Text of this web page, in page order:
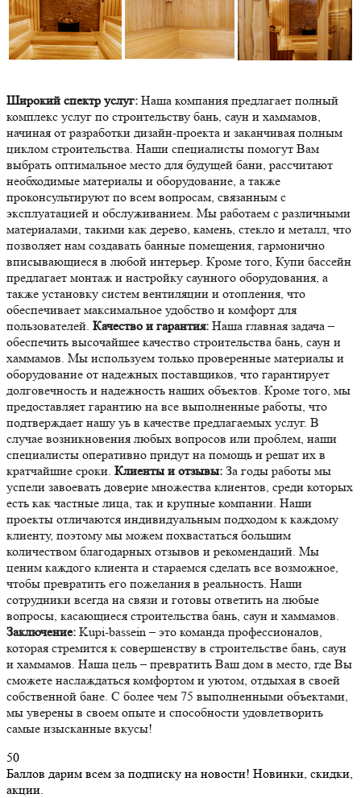
Широкий спектр услуг: Наша компания предлагает полный
комплекс услуг по строительству бань, саун и хаммамов,
начиная от разработки дизайн-проекта и заканчивая полным
циклом строительства. Наши специалисты помогут Вам
выбрать оптимальное место для будущей бани, рассчитают
необходимые материалы и оборудование, а также
проконсультируют по всем вопросам, связанным с
эксплуатацией и обслуживанием. Мы работаем с различными
материалами, такими как дерево, камень, стекло и металл, что
позволяет нам создавать банные помещения, гармонично
вписывающиеся в любой интерьер. Кроме того, Купи бассейн
предлагает монтаж и настройку саунного оборудования, а
также установку систем вентиляции и отопления, что
обеспечивает максимальное удобство и комфорт для
пользователей. Качество и гарантия: Наша главная задача –
обеспечить высочайшее качество строительства бань, саун и
хаммамов. Мы используем только проверенные материалы и
оборудование от надежных поставщиков, что гарантирует
долговечность и надежность наших объектов. Кроме того, мы
предоставляет гарантию на все выполненные работы, что
подтверждает нашу уь в качестве предлагаемых услуг. В
случае возникновения любых вопросов или проблем, наши
специалисты оперативно придут на помощь и решат их в
кратчайшие сроки. Клиенты и отзывы: За годы работы мы
успели завоевать доверие множества клиентов, среди которых
есть как частные лица, так и крупные компании. Наши
проекты отличаются индивидуальным подходом к каждому
клиенту, поэтому мы можем похвастаться большим
количеством благодарных отзывов и рекомендаций. Мы
ценим каждого клиента и стараемся сделать все возможное,
чтобы превратить его пожелания в реальность. Наши
сотрудники всегда на связи и готовы ответить на любые
вопросы, касающиеся строительства бань, саун и хаммамов.
Заключение: Kupi-bassein – это команда профессионалов,
которая стремится к совершенству в строительстве бань, саун
и хаммамов. Наша цель – превратить Ваш дом в место, где Вы
сможете наслаждаться комфортом и уютом, отдыхая в своей
собственной бане. С более чем 75 выполненными объектами,
мы уверены в своем опыте и способности удовлетворить
самые изысканные вкусы!
50
Баллов дарим всем за подписку на новости! Новинки, скидки,
акции.